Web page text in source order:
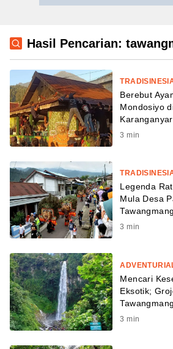
Hasil Pencarian:
Berebut
Mondosiyo
Karanganyar
3 min
Legenda
Mula Desa
3 min
Mencari
Eksotik;
3 min